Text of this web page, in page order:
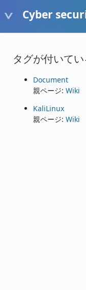
Cyber
タグが付いて
Document
親ページ: Wiki
KaliLinux
親ページ: Wiki